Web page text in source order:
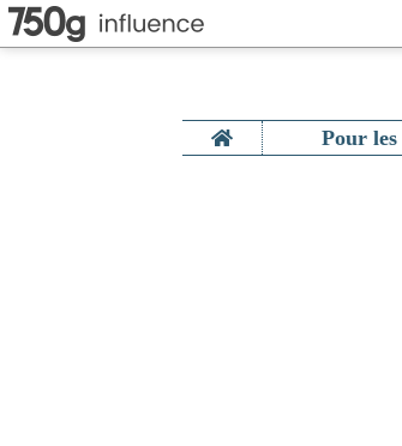
Home Pour